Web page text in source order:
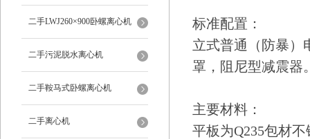
二手LWJ260×900卧螺离心机
二手污泥脱水离心机
二手鞍马式卧螺离心机
二手离心机
标准配置：
立式普通（防暴）
罩，阻尼型减震器
主要材料：
平板为Q235包材